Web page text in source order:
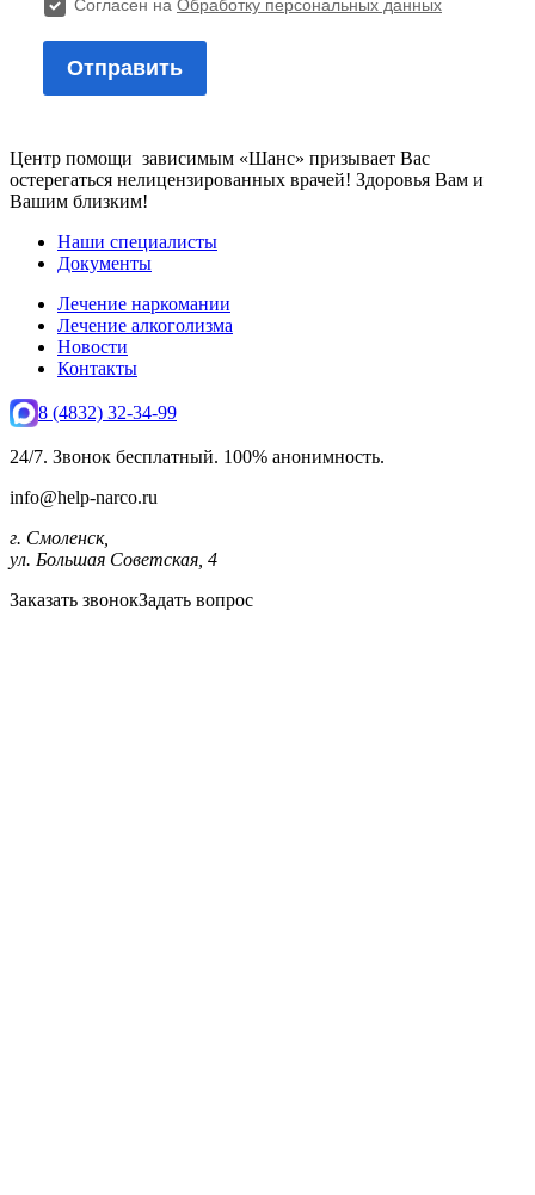
Центр помощи зависимым «Шанс» призывает Вас
остерегаться нелицензированных врачей! Здоровья Вам и
Вашим близким!
Наши специалисты
Документы
Лечение наркомании
Лечение алкоголизма
Новости
Контакты
8 (4832) 32-34-99
24/7. Звонок бесплатный. 100% анонимность.
info@help-narco.ru
г. Смоленск,
ул. Большая Советская, 4
Заказать звонокЗадать вопрос